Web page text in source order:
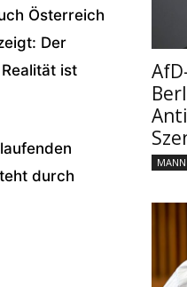
Österreich
Der
ist
durch